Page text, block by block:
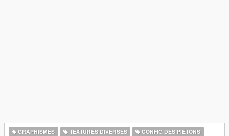
GRAPHISMES TEXTURES DIVERSES
CONFIG DES PIÉTONS